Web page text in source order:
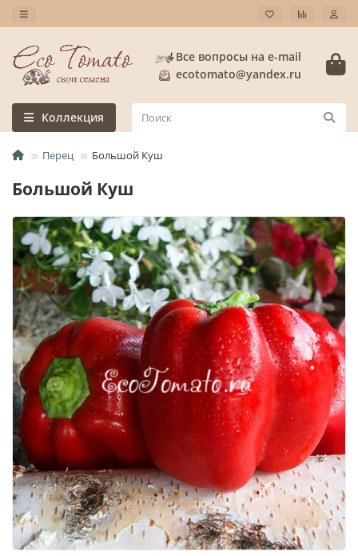
Все вопросы на e-mail
ecotomato@yandex.ru
Коллекция
Перец Большой Куш
Большой Куш